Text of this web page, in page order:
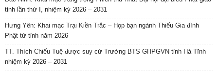
tỉnh lần thứ I, nhiệm kỳ 2026 – 2031
Hưng Yên: Khai mạc Trại Kiền Trắc – Họp bạn ngành Thiếu Gia đình
Phật tử tỉnh năm 2026
TT. Thích Chiếu Tuệ được suy cử Trưởng BTS GHPGVN tỉnh Hà Tĩnh
nhiệm kỳ 2026 – 2031